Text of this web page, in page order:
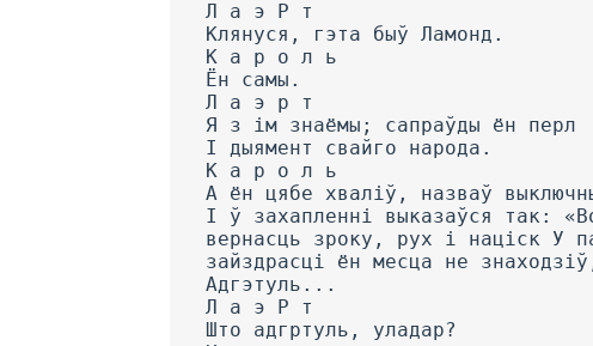
Л а э Р т
Клянуся, гэта быў Ламонд.
К а р о л ь
Ён самы.
Л а э р т
Я з ім знаёмы; сапраўды ён перл
I дыямент свайго народа.
К а р о л ь
А ён цябе хваліў, назваў
I ў захапленні выказаўся так:
вернасць зроку, рух і націск У
зайздрасці ён месца не
Адгэтуль...
Л а э Р т
Што адгртуль, уладар?